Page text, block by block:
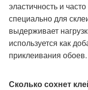
эластичность и
специально для
выдерживает
используется как
приклеивания обоев.
Сколько сохнет